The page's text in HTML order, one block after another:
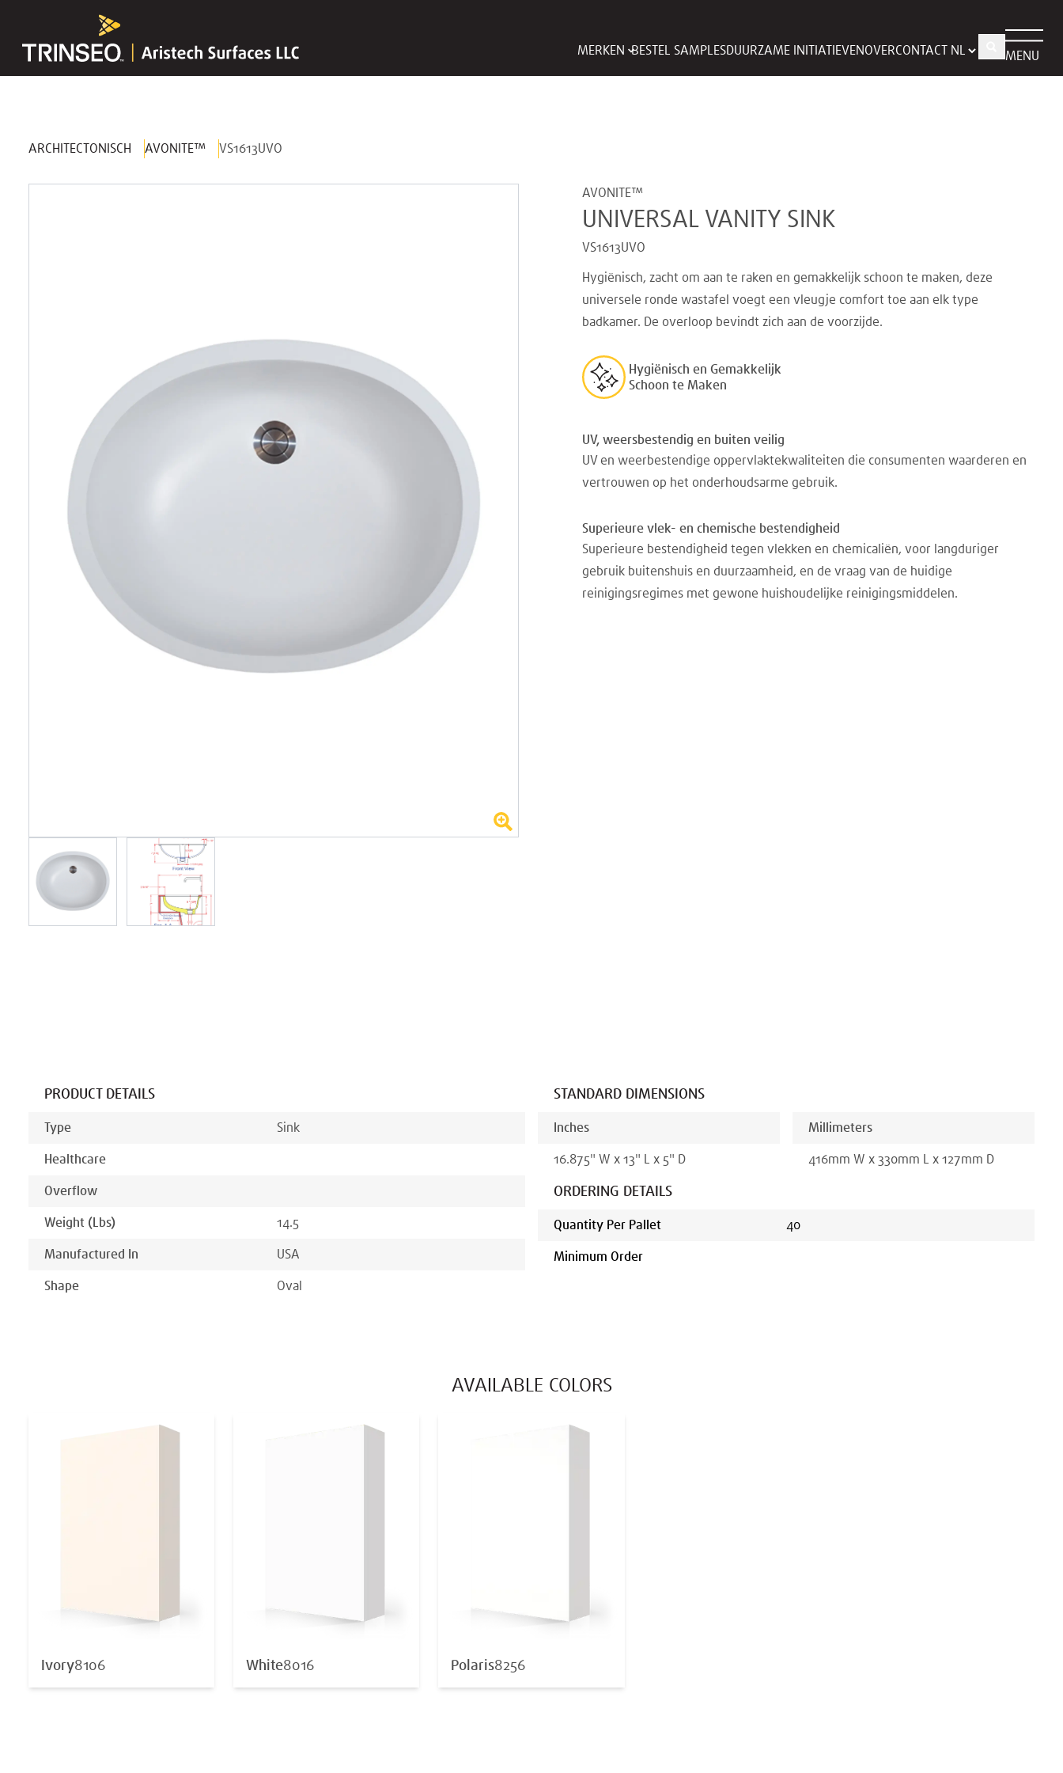
MERKEN BESTEL SAMPLES DUURZAME INITIATIEVENOVERCONTACT MENU
ARCHITECTONISCH AVONITE™ VS1613UVO
AVONITE™
UNIVERSAL VANITY SINK
VS1613UVO
Hygiënisch, zacht om aan te raken en gemakkelijk schoon te maken, deze
universele ronde wastafel voegt een vleugje comfort toe aan elk type
badkamer. De overloop bevindt zich aan de voorzijde.
Hygiënisch en Gemakkelijk
Schoon te Maken
UV, weersbestendig en buiten veilig
UV en weerbestendige oppervlaktekwaliteiten die consumenten waarderen en
vertrouwen op het onderhoudsarme gebruik.
Superieure vlek- en chemische bestendigheid
Superieure bestendigheid tegen vlekken en chemicaliën, voor langduriger
gebruik buitenshuis en duurzaamheid, en de vraag van de huidige
reinigingsregimes met gewone huishoudelijke reinigingsmiddelen.
PRODUCT DETAILS
Type Sink
Healthcare
Overflow
Weight (lbs) 14.5
Manufactured In USA
Shape Oval
STANDARD DIMENSIONS
Inches
16.875" W x 13" L x 5" D
Millimeters
416mm W x 330mm L x 127mm D
ORDERING DETAILS
Quantity Per Pallet 40
Minimum Order
AVAILABLE COLORS
Ivory8106 White8016 Polaris8256